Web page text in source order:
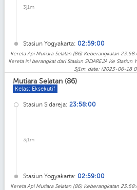
3j1m
Stasiun Yogyakarta: 02:59:00
Kereta Api Mutiara Selatan (86) Keberangkatan
Kereta ini berangkat dari Stasiun SIDAREJA Ke Stasiun
3j1m. date: (2023-06-18
Mutiara Selatan (86)
Kelas: Eksekutif
Stasiun Sidareja: 23:58:00
3j1m
Stasiun Yogyakarta: 02:59:00
Kereta Api Mutiara Selatan (86) Keberangkatan